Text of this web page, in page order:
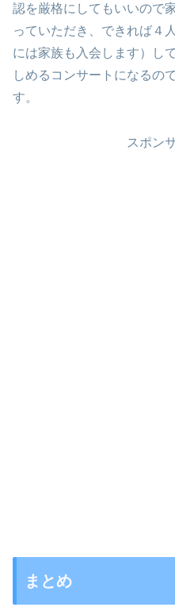
認を厳格にしてもいいので
っていただき、できれば４
には家族も入会します）し
しめるコンサートになるの
す。
スポン
まとめ